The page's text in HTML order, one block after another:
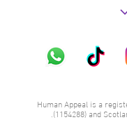
تيك
توك
واتساب
© 2026. Human Appeal is a
(1154288) and